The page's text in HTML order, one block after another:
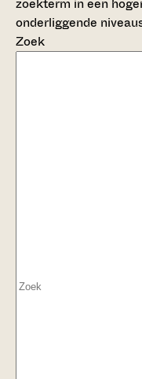
onderliggende
Zoek